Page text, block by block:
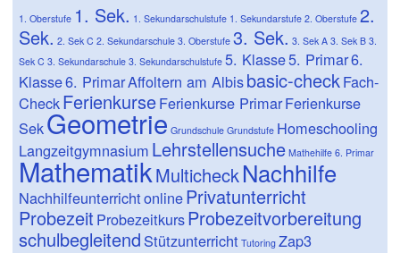
1. Oberstufe 1. Sek. 1. Sekundarschulstufe 1. Sekundarstufe 2. Oberstufe 2.
Sek. 2. Sek C 2. Sekundarschule 3. Oberstufe 3. Sek. 3. Sek A 3. Sek B 3.
Sek C 3. Sekundarschule 3. Sekundarschulstufe 5. Klasse5. Primar6.
Klasse6. PrimarAffoltern am Albisbasic-checkFach-
CheckFerienkurseFerienkurse PrimarFerienkurse
SekGeometrie Grundschule Grundstufe Homeschooling
Langzeitgymnasium Lehrstellensuche Mathehilfe 6. Primar
MathematikMulticheckNachhilfe
NachhilfeunterrichtonlinePrivatunterricht
Probezeit ProbezeitkursProbezeitvorbereitung
schulbegleitend Stützunterricht Tutoring Zap3